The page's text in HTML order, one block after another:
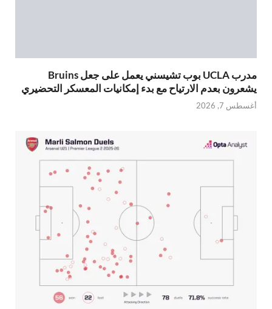
مدرب UCLA بوب تشيسني يعمل على جعل Bruins
يشعرون بعدم الارتياح مع بدء إمكانيات المعسكر التحضيري
أغسطس 7, 2026